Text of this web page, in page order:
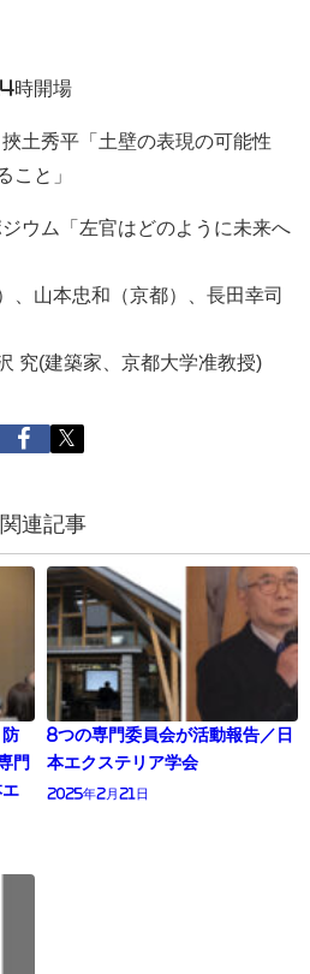
時開場
秀平「土壁の表現の可能性
こと」
ウム「左官はどのように未来へ
、山本忠和（京都）、長田幸司
究(建築家、京都大学准教授)
連記事
門
8つの専門委員会が活動報告／日
本エクステリア学会
2025年2月21日